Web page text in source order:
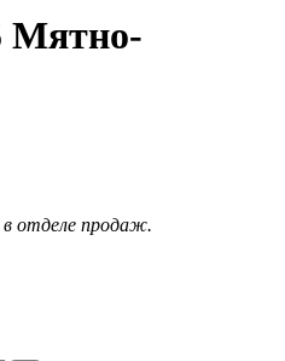
Мятно-
отделе продаж.